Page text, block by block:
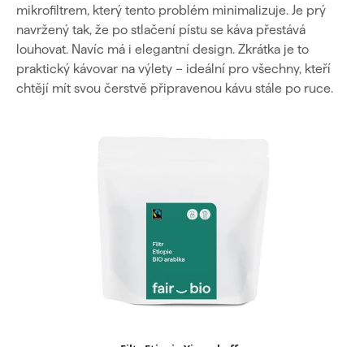
mikrofiltrem, který tento problém minimalizuje. Je prý
navržený tak, že po stlačení pístu se káva přestává
louhovat. Navíc má i elegantní design. Zkrátka je to
praktický kávovar na výlety – ideální pro všechny, kteří
chtějí mít svou čerstvě připravenou kávu stále po ruce.